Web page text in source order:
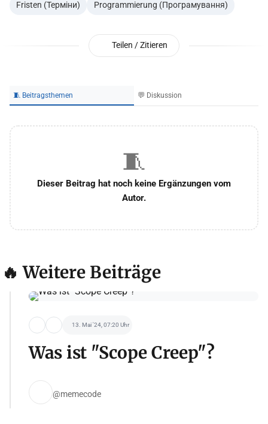
Fristen (Терміни) Programmierung (Програмування)
Teilen / Zitieren
🧵 Beitragsthemen 💬 Diskussion
🧵
Dieser Beitrag hat noch keine Ergänzungen vom
Autor.
🔥 Weitere Beiträge
13. Mai '24, 07:20 Uhr
Was ist "Scope Creep"?
@memecode